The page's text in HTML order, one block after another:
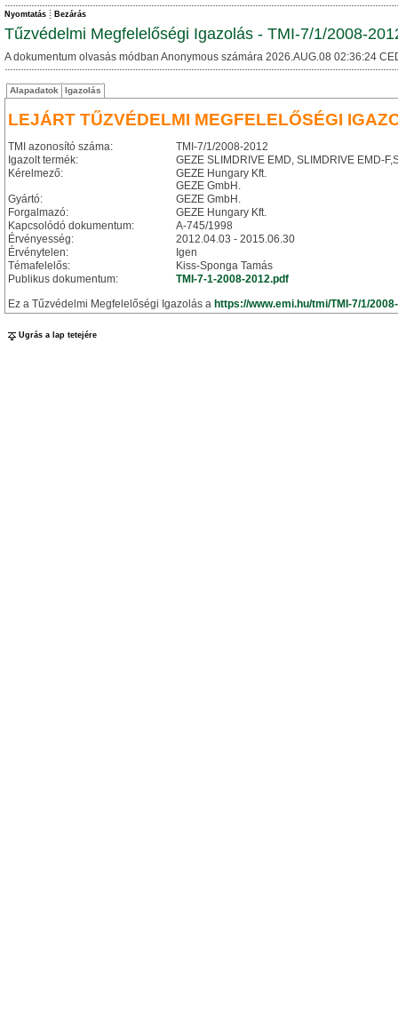
Nyomtatás Bezárás
Tűzvédelmi Megfelelőségi Igazolás - TMI-7/1/2008-
A dokumentum olvasás módban Anonymous számára 2026.AUG.08 02:36:24
Alapadatok Igazolás
LEJÁRT TŰZVÉDELMI MEGFELELŐSÉGI
TMI azonosító száma:
TMI-7/1/2008-2012
Igazolt termék:
GEZE SLIMDRIVE EMD, SLIMDRIVE EMD-
Kérelmező:
GEZE Hungary Kft.
GEZE GmbH.
Gyártó:
GEZE GmbH.
Forgalmazó:
GEZE Hungary Kft.
Kapcsolódó dokumentum:
A-745/1998
Érvényesség:
2012.04.03 - 2015.06.30
Érvénytelen:
Igen
Témafelelős:
Kiss-Sponga Tamás
Publikus dokumentum:
TMI-7-1-2008-2012.pdf
Ez a Tűzvédelmi Megfelelőségi Igazolás a https://www.emi.hu/tmi/TMI-7/1/
Ugrás a lap tetejére